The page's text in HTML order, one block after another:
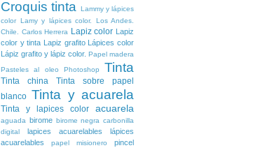
Croquis tinta
Lammy y lápices
color
Lamy y lápices color. Los Andes.
Chile. Carlos Herrera Lapiz color
Lapiz
color y tinta
Lapiz grafito
Lápices color
Lápiz grafito y lápiz color. Papel madera
Pasteles al oleo
Photoshop Tinta
Tinta china
Tinta sobre papel
blanco Tinta y acuarela
Tinta y lapices color acuarela
aguada birome birome negra carbonilla
digital
lapices acuarelables
lápices
acuarelables
papel misionero pincel